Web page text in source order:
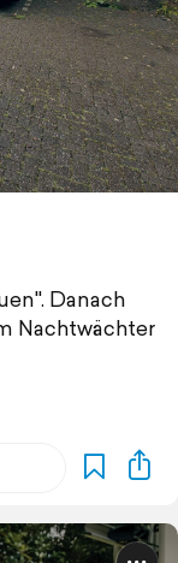
Danach
Nachtwächter